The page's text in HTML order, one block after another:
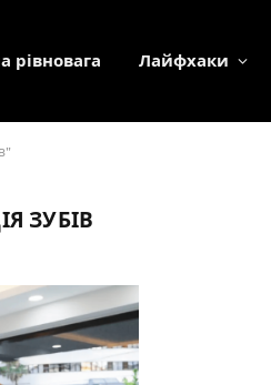
рівновага Лайфхаки
ЗУБІВ